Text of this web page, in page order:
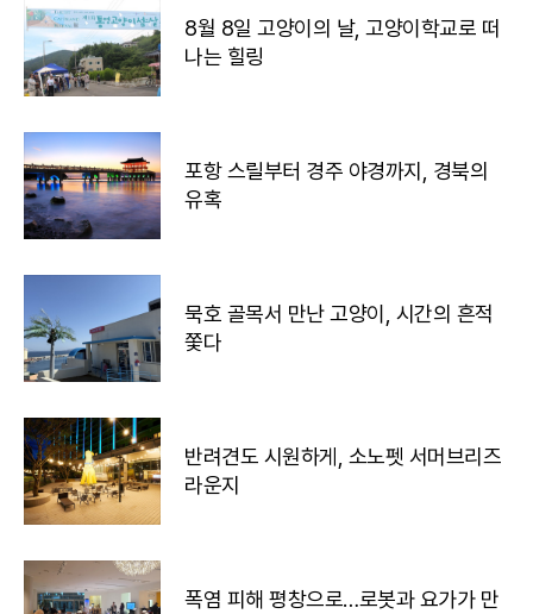
8월 8일 고양이의 날, 고양이학교로 떠
나는 힐링
포항 스릴부터 경주 야경까지, 경북의
유혹
묵호 골목서 만난 고양이, 시간의 흔적
쫓다
반려견도 시원하게, 소노펫 서머브리즈
라운지
폭염 피해 평창으로…로봇과 요가가 만